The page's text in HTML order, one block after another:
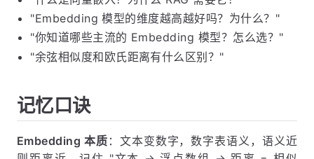
"Embedding 模型的维度越高越好吗？为什么？"
"你知道哪些主流的 Embedding 模型？怎么选？"
"余弦相似度和欧氏距离有什么区别？"
记忆口诀
Embedding 本质 ：文本变数字，数字表语义，语义近